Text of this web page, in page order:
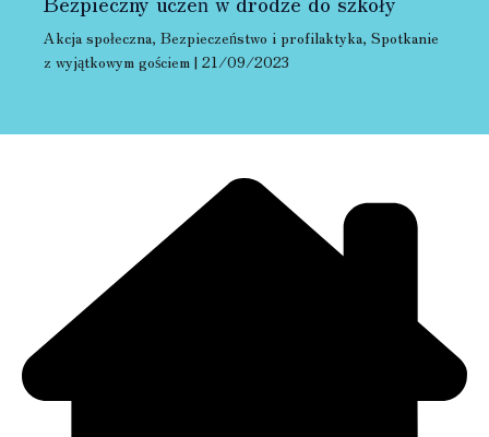
Akcja społeczna, Bezpieczeństwo i profilaktyka, Spotkanie
z wyjątkowym gościem | 21/09/2023